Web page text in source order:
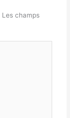
Les champs